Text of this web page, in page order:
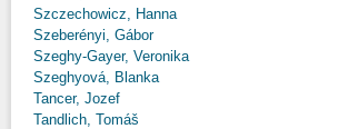
Szczechowicz, Hanna
Szeberényi, Gábor
Szeghy-Gayer, Veronika
Szeghyová, Blanka
Tancer, Jozef
Tandlich, Tomáš